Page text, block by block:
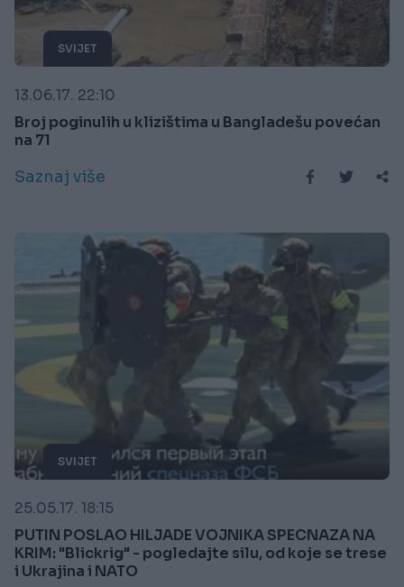
SVIJET
13.06.17. 22:10
Broj poginulih u klizištima u Bangladešu povećan
na 71
Saznaj više
SVIJET
25.05.17. 18:15
PUTIN POSLAO HILJADE VOJNIKA SPECNAZA NA
KRIM: "Blickrig" - pogledajte silu, od koje se trese
i Ukrajina i NATO